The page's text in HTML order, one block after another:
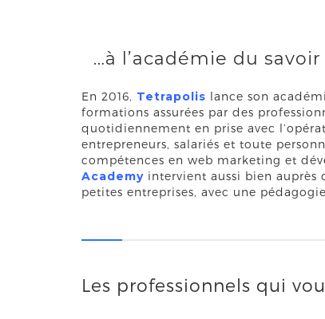
…à l’académie du savoir
En 2016, Tetrapolis lance son
formations assurées par des
quotidiennement en prise avec
entrepreneurs, salariés et toute
compétences en web marketing et
Academy intervient aussi bien auprès
petites entreprises, avec une
Les professionnels qui